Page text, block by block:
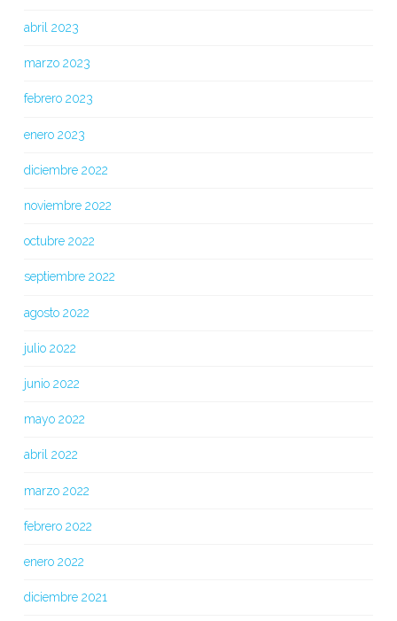
abril 2023
marzo 2023
febrero 2023
enero 2023
diciembre 2022
noviembre 2022
octubre 2022
septiembre 2022
agosto 2022
julio 2022
junio 2022
mayo 2022
abril 2022
marzo 2022
febrero 2022
enero 2022
diciembre 2021